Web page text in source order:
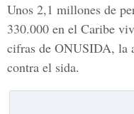
Unos 2,1 millones de
330.000 en el Caribe
cifras de ONUSIDA, la
contra el sida.